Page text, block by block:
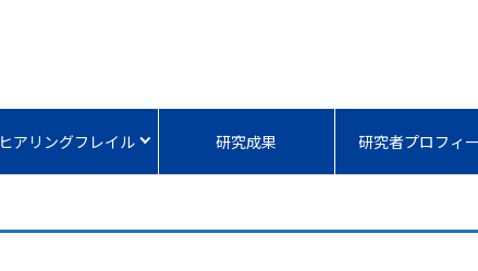
ヒアリングフレイル 研究成果 研究者プロフィ